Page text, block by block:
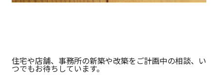
住宅や店舗、事務所の新築や改築をご計画中の相談、い
つでもお待ちしています。